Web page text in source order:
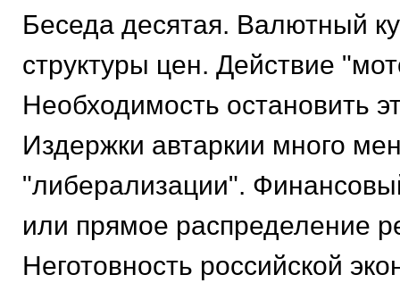
Беседа десятая. Валютный
структуры цен. Действие
Необходимость остановить
Издержки автаркии много
"либерализации".
или прямое распределение
Неготовность российской